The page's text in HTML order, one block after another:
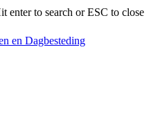
enter to search or ESC to close